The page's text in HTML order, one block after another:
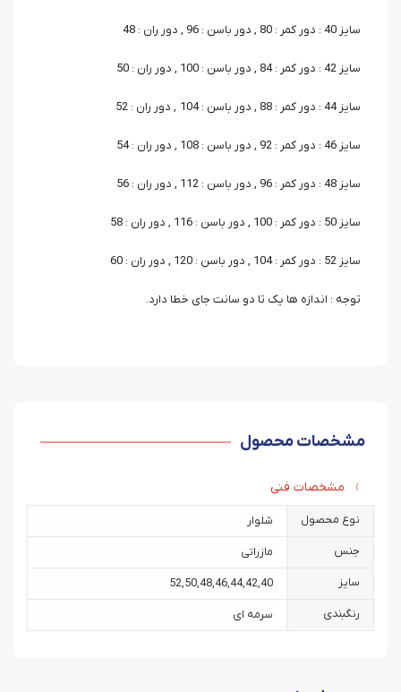
سایز 40 : دور کمر : 80 , دور باسن : 96 , دور ران : 48
سایز 42 : دور کمر : 84 , دور باسن : 100 , دور ران : 50
سایز 44 : دور کمر : 88 , دور باسن : 104 , دور ران : 52
سایز 46 : دور کمر : 92 , دور باسن : 108 , دور ران : 54
سایز 48 : دور کمر : 96 , دور باسن : 112 , دور ران : 56
سایز 50 : دور کمر : 100 , دور باسن : 116 , دور ران : 58
سایز 52 : دور کمر : 104 , دور باسن : 120 , دور ران : 60
توجه : اندازه ها یک تا دو سانت جای خطا دارد.
مشخصات محصول
مشخصات فنی
نوع محصول شلوار
جنس مازراتی
سایز 40
,
42
,
44
,
46
,
48
,
50
,
52
رنگبندی سرمه ای